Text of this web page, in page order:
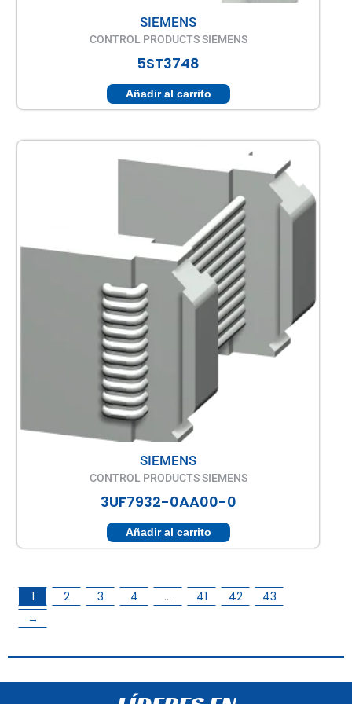
SIEMENS
CONTROL PRODUCTS SIEMENS
5ST3748
Añadir al carrito
SIEMENS
CONTROL PRODUCTS SIEMENS
3UF7932-0AA00-0
Añadir al carrito
1 2 3 4 … 41 42
43
→